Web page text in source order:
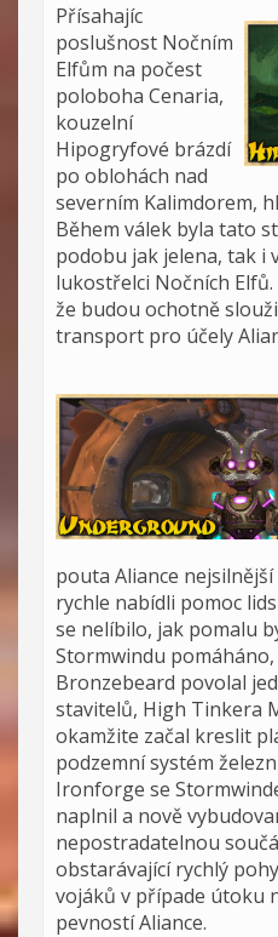
Přísahajíc
poslušnost Nočním
Elfům na počest
poloboha Cenaria,
kouzelní
Hipogryfové brázdí
po oblohách nad
severním Kalimdorem,
Během válek byla tato
podobu jak jelena, tak i
lukostřelci Nočních
že budou ochotně
transport pro účely
pouta Aliance
rychle nabídli pomoc
se nelíbilo, jak pomalu
Stormwindu
Bronzebeard povolal
stavitelů, High Tinkera
okamžite začal kreslit
podzemní systém
Ironforge se
naplnil a nově
nepostradatelnou
obstarávající rychlý
vojáků v případe útoku
pevností Aliance.